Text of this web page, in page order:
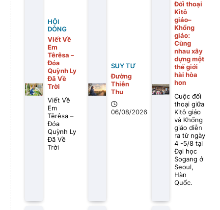
HỘI
DÒNG
Viết Về
Em
Têrêsa –
Đóa
Quỳnh Ly
Đã Về
Trời
Viết Về
Em
Têrêsa –
Đóa
Quỳnh Ly
Đã Về
Trời
SUY TƯ
Đường
Thiên
Thu
06/08/2026
Đối thoại
Kitô
giáo–
Khổng
giáo:
Cùng
nhau xây
dựng một
thế giới
hài hòa
hơn
Cuộc đối
thoại giữa
Kitô giáo
và Khổng
giáo diễn
ra từ ngày
4 -5/8 tại
Đại học
Sogang ở
Seoul,
Hàn
Quốc.